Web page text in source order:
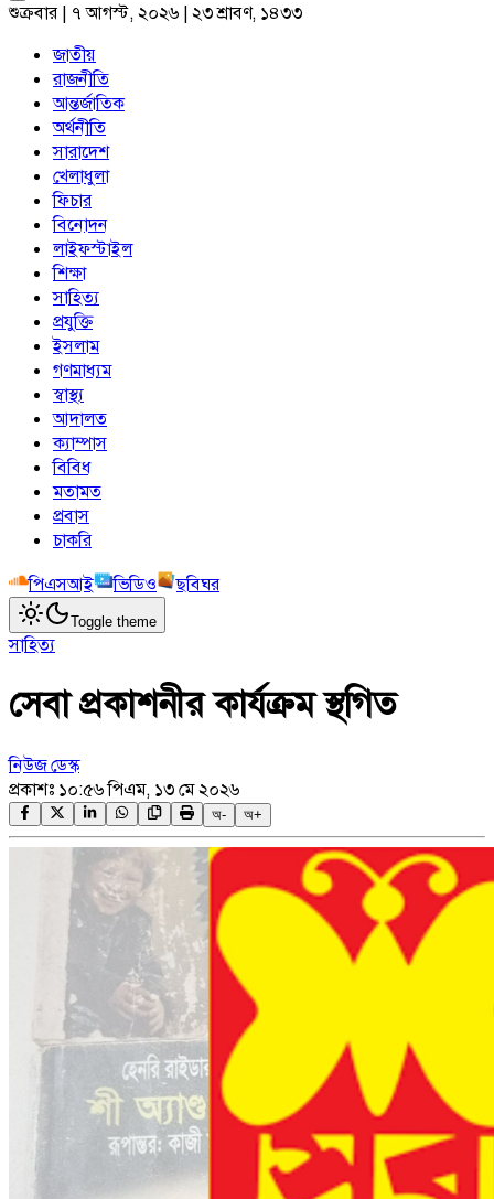
শুক্রবার | ৭ আগস্ট, ২০২৬ | ২৩ শ্রাবণ, ১৪৩৩
জাতীয়
রাজনীতি
আন্তর্জাতিক
অর্থনীতি
সারাদেশ
খেলাধুলা
ফিচার
বিনোদন
লাইফস্টাইল
শিক্ষা
সাহিত্য
প্রযুক্তি
ইসলাম
গণমাধ্যম
স্বাস্থ্য
আদালত
ক্যাম্পাস
বিবিধ
মতামত
প্রবাস
চাকরি
পিএসআই
ভিডিও ছবিঘর
Toggle theme
সাহিত্য
সেবা প্রকাশনীর কার্যক্রম স্থগিত
নিউজ ডেস্ক
প্রকাশঃ ১০:৫৬ পিএম, ১৩ মে ২০২৬
অ- অ+